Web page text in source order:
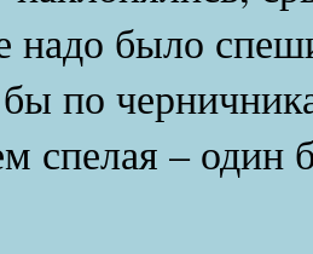
надо было
бы по
спелая – один